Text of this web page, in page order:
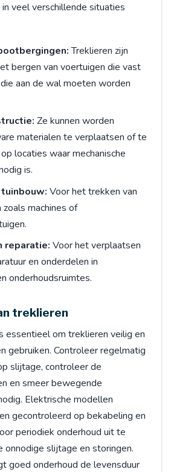
veel verschillende situaties
Treklieren zijn
bergen van voertuigen die vast
aan de wal moeten worden
Ze kunnen worden
materialen te verplaatsen of te
locaties waar mechanische
is.
Voor het trekken van
machines of
reparatie: Voor het verplaatsen
en onderdelen in
onderhoudsruimtes.
treklieren
essentieel om treklieren veilig en
gebruiken. Controleer regelmatig
slijtage, controleer de
en smeer bewegende
Elektrische modellen
gecontroleerd op bekabeling en
periodiek onderhoud uit te
onnodige slijtage en storingen.
goed onderhoud de levensduur